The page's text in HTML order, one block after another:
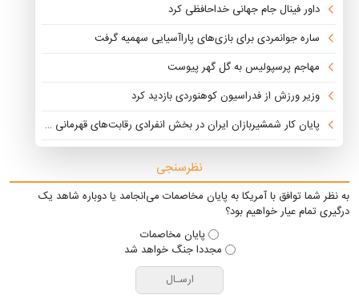
داور فینال جام جهانی خداحافظی کرد
ساره جوانمردی برای بازی‌های پاراآسیایی سهمیه گرفت
مهاجم پرسپولیس به گل گهر پیوست
وزیر ورزش از فدراسیون کوهنوردی بازدید کرد
پایان کار شمشیربازان ایران در بخش انفرادی رقابت‌های قهرمانی جهان
نظرسنجی
به نظر شما توافق با آمریکا به پایان مخاصمات می‌انجامد یا دوباره شاهد یک
درگیری تمام عیار خواهیم بود؟
پایان مخاصمات
مجددا جنگ خواهد شد